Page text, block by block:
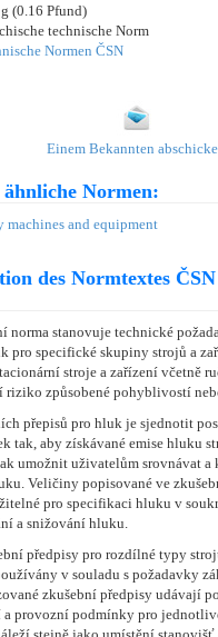
(0.16 Pfund)
technische Norm
Normen ČSN
Einem Bekannten
Normen:
machines and equipment
des Normtextes
norma stanovuje technické
pro specifické skupiny strojů a
stroje a zařízení včetně
riziko způsobené pohyblivostí
přepisů pro hluk je sjednotit
tak, aby získávané emise hluku
umožnit uživatelům srovnávat
Veličiny popisované ve
pro specifikaci hluku v
a snižování hluku.
předpisy pro rozdílné typy
v souladu s požadavky
zkušební předpisy udávají
a provozní podmínky pro